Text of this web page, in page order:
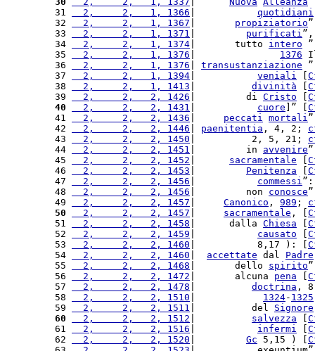
31
  2,     2,   1, 1366
quotidiani
32
  2,     2,   1, 1367
propiziatorio
33
  2,     2,   1, 1371
purificati
34
  2,     2,   1, 1374
|       tutto intero
35
  2,     2,   1, 1376
1376
36
  2,     2,   1, 1376
transustanziazione
37
  2,     2,   1, 1394
veniali
38
  2,     2,   1, 1413
divinità
39
  2,     2,   2, 1426
|         di Cristo
40
  2,     2,   2, 1431
cuore ]” [
41
  2,     2,   2, 1436
peccati mortali
42
  2,     2,   2, 1446
paenitentia , 4, 2;
43
  2,     2,   2, 1450
|          2, 5, 21;
44
  2,     2,   2, 1451
|         in avvenire
45
  2,     2,   2, 1452
sacramentale
46
  2,     2,   2, 1453
Penitenza
47
  2,     2,   2, 1456
commessi
48
  2,     2,   2, 1456
|         non conosce
49
  2,     2,   2, 1457
Canonico , 989 ;
50
  2,     2,   2, 1457
sacramentale , [
51
  2,     2,   2, 1458
|      dalla Chiesa
52
  2,     2,   2, 1459
causato
53
  2,     2,   2, 1460
|           8,17 ): [
54
  2,     2,   2, 1460
accettate dal Padre
55
  2,     2,   2, 1468
|       dello spirito
56
  2,     2,   2, 1472
|       alcuna pena
57
  2,     2,   2, 1478
doctrina ,
58
  2,     2,   2, 1510
1324- 1325
59
  2,     2,   2, 1511
|          del Signore
60
  2,     2,   2, 1512
salvezza
61
  2,     2,   2, 1516
infermi
62
  2,     2,   2, 1520
Gc 5,15 ) [